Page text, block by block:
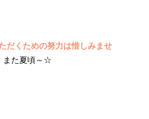
だくための努力は惜しみませ
また夏頃～☆